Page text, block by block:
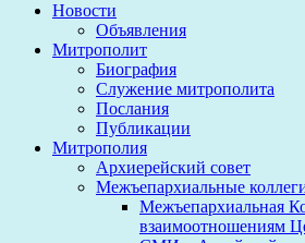
Новости
Объявления
Митрополит
Биография
Служение митрополита
Послания
Публикации
Митрополия
Архиерейский совет
Межъепархиальные
Межъепархиальная
взаимоотношениям